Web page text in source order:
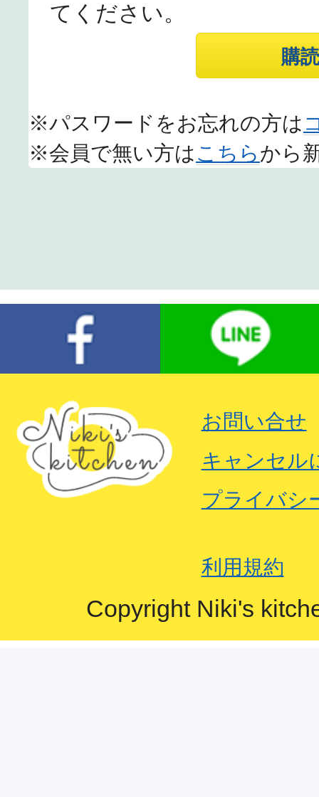
てください。
※パスワードをお忘れの方は
※会員で無い方はこちらから
お問い合せ
キャンセル
プライバシ
利用規約
Copyright Niki's